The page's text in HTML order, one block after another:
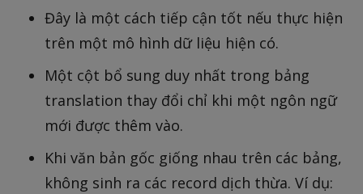
Đây là một cách tiếp cận tốt nếu thực hiện
trên một mô hình dữ liệu hiện có.
Một cột bổ sung duy nhất trong bảng
translation thay đổi chỉ khi một ngôn ngữ
mới được thêm vào.
Khi văn bản gốc giống nhau trên các bảng,
không sinh ra các record dịch thừa. Ví dụ: